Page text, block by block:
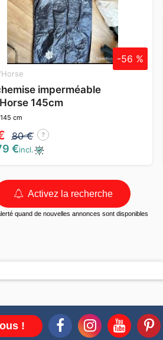
imperméable
145cm
cm
80 € ?
-56 %
€incl.
Activez la recherche
quand de nouvelles annonces sont disponibles
!